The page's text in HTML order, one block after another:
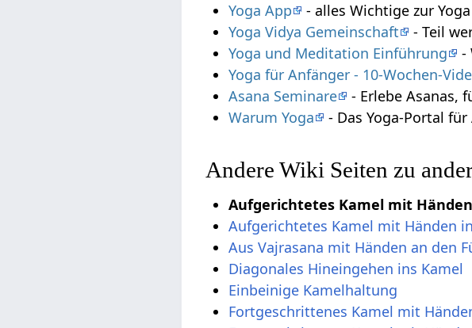
Yoga App
- alles Wichtige zur
Yoga Vidya Gemeinschaft
- Teil
Yoga und Meditation Einführung
-
Yoga für Anfänger - 10-Wochen-
Asana Seminare
- Erlebe Asanas,
Warum Yoga
- Das Yoga-Portal
Andere Wiki Seiten zu
Aufgerichtetes Kamel mit
Aufgerichtetes Kamel mit Händen
Aus Vajrasana mit Händen an den
Diagonales Hineingehen ins Kamel
Einbeinige Kamelhaltung
Fortgeschrittenes Kamel mit